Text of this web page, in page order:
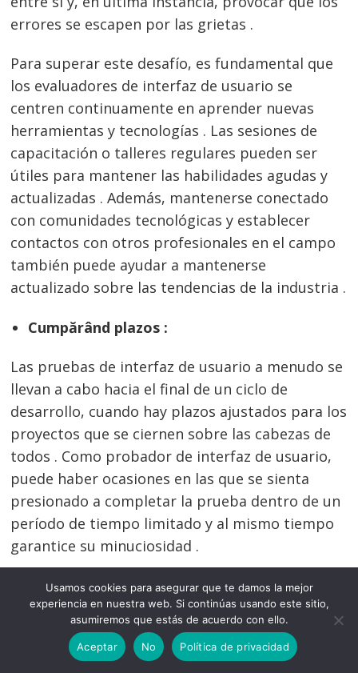
errores se escapen por las grietas .
Para superar este desafío, es fundamental que
los evaluadores de interfaz de usuario se
centren continuamente en aprender nuevas
herramientas y tecnologías . Las sesiones de
capacitación o talleres regulares pueden ser
útiles para mantener las habilidades agudas y
actualizadas . Además, mantenerse conectado
con comunidades tecnológicas y establecer
contactos con otros profesionales en el campo
también puede ayudar a mantenerse
actualizado sobre las tendencias de la industria .
Cumpărând plazos :
Las pruebas de interfaz de usuario a menudo se
llevan a cabo hacia el final de un ciclo de
desarrollo, cuando hay plazos ajustados para los
proyectos que se ciernen sobre las cabezas de
todos . Como probador de interfaz de usuario,
puede haber ocasiones en las que se sienta
presionado a completar la prueba dentro de un
período de tiempo limitado y al mismo tiempo
garantice su minuciosidad .
Para abordar este desafío, las habilidades
efectivas de gestión del tiempo son esenciales
para un evaluador de interfaz de usuario . Esto
incluye priorizar las tareas en función de su
Usamos cookies para asegurar que te damos la mejor
experiencia en nuestra web. Si continúas usando este sitio,
asumiremos que estás de acuerdo con ello.
Aceptar No Política de privacidad